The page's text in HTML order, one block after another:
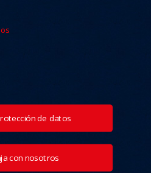
de datos
con nosotros